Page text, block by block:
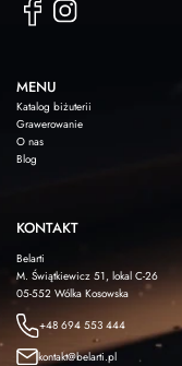
MENU
Katalog biżuterii
Grawerowanie
O nas
Blog
KONTAKT
Belarti
M. Świątkiewicz 51, lokal C-26
05-552 Wólka Kosowska
+48 694 553 444
kontakt@belarti.pl